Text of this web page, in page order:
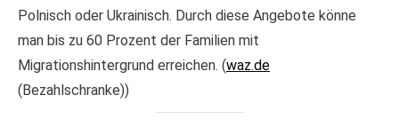
Polnisch oder Ukrainisch. Durch diese Angebote könne
man bis zu 60 Prozent der Familien mit
Migrationshintergrund erreichen. (waz.de
(Bezahlschranke))